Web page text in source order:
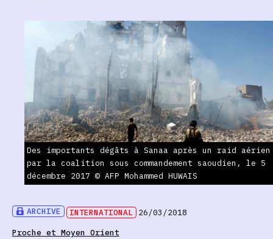
ARCHIVE INTERNATIONAL 26/03/2018
Proche et Moyen Orient
Des importants dégâts à Sanaa après un raid aérien
par la coalition sous commandement saoudien, le 5
décembre 2017 © AFP Mohammed HUWAIS